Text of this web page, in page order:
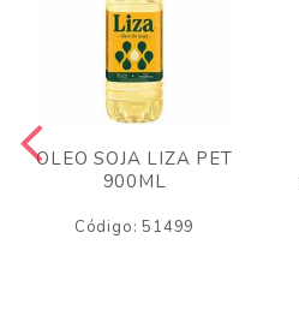
OLEO SOJA LIZA PET
900ML
Código: 51499